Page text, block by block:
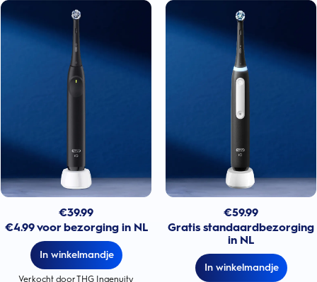
€39.99
€4.99 voor bezorging in NL
In winkelmandje
Verkocht door THG Ingenuity
€59.99
Gratis standaardbezorging
in NL
In winkelmandje